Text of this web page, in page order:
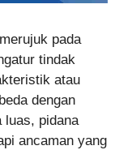
pada
tindak
atau
dengan
luas, pidana
ancaman yang